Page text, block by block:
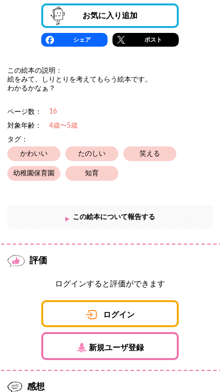
お気に入り追加
シェア ポスト
この絵本の説明：
絵をみて、しりとりを考えてもらう絵本です。
わかるかなぁ？
ページ数： 16
対象年齢：
4歳〜5歳
タグ：
かわいい たのしい 笑える
幼稚園保育園 知育
この絵本について報告する
評価
ログインすると評価ができます
ログイン
新規ユーザ登録
感想